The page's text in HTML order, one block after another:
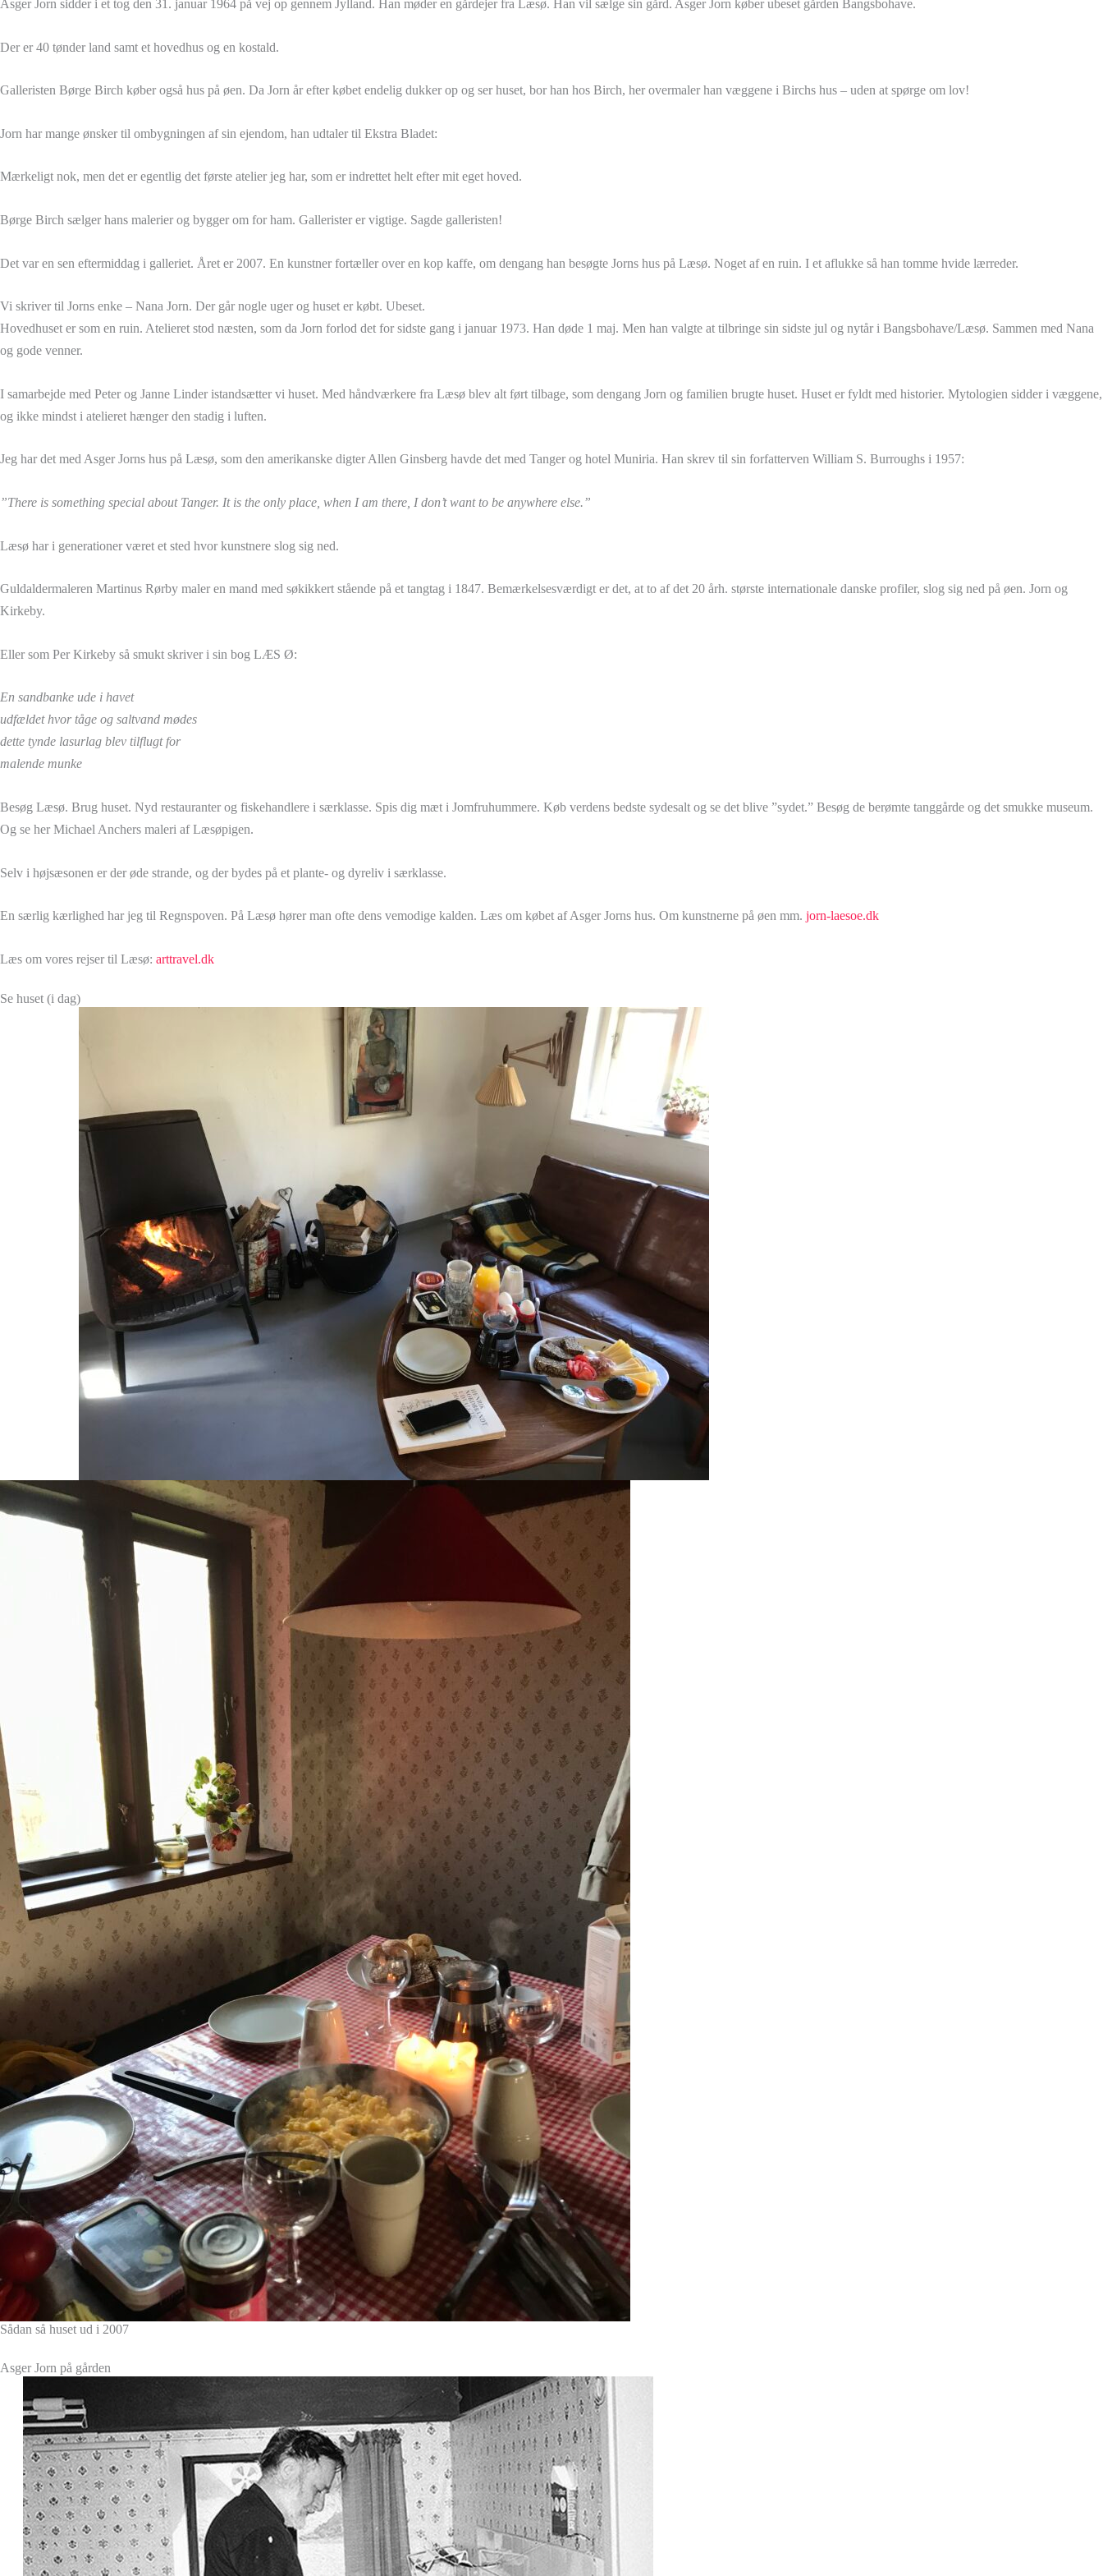
Asger Jorn sidder i et tog den 31. januar 1964 på vej op gennem Jylland. Han møder en gårdejer fra Læsø. Han vil sælge sin gård. Asger Jorn køber ubeset gården Bangsbohave.
Der er 40 tønder land samt et hovedhus og en kostald.
Galleristen Børge Birch køber også hus på øen. Da Jorn år efter købet endelig dukker op og ser huset, bor han hos Birch, her overmaler han væggene i Birchs hus – uden at spørge om lov!
Jorn har mange ønsker til ombygningen af sin ejendom, han udtaler til Ekstra Bladet:
Mærkeligt nok, men det er egentlig det første atelier jeg har, som er indrettet helt efter mit eget hoved.
Børge Birch sælger hans malerier og bygger om for ham. Gallerister er vigtige. Sagde galleristen!
Det var en sen eftermiddag i galleriet. Året er 2007. En kunstner fortæller over en kop kaffe, om dengang han besøgte Jorns hus på Læsø. Noget af en ruin. I et aflukke så han tomme hvide lærreder.
Vi skriver til Jorns enke – Nana Jorn. Der går nogle uger og huset er købt. Ubeset.
Hovedhuset er som en ruin. Atelieret stod næsten, som da Jorn forlod det for sidste gang i januar 1973. Han døde 1 maj. Men han valgte at tilbringe sin sidste jul og nytår i Bangsbohave/Læsø. Sammen med Nana
og gode venner.
I samarbejde med Peter og Janne Linder istandsætter vi huset. Med håndværkere fra Læsø blev alt ført tilbage, som dengang Jorn og familien brugte huset. Huset er fyldt med historier. Mytologien sidder i væggene,
og ikke mindst i atelieret hænger den stadig i luften.
Jeg har det med Asger Jorns hus på Læsø, som den amerikanske digter Allen Ginsberg havde det med Tanger og hotel Muniria. Han skrev til sin forfatterven William S. Burroughs i 1957:
”There is something special about Tanger. It is the only place, when I am there, I don’t want to be anywhere else.”
Læsø har i generationer været et sted hvor kunstnere slog sig ned.
Guldaldermaleren Martinus Rørby maler en mand med søkikkert stående på et tangtag i 1847. Bemærkelsesværdigt er det, at to af det 20 årh. største internationale danske profiler, slog sig ned på øen. Jorn og
Kirkeby.
Eller som Per Kirkeby så smukt skriver i sin bog LÆS Ø:
En sandbanke ude i havet
udfældet hvor tåge og saltvand mødes
dette tynde lasurlag blev tilflugt for
malende munke
Besøg Læsø. Brug huset. Nyd restauranter og fiskehandlere i særklasse. Spis dig mæt i Jomfruhummere. Køb verdens bedste sydesalt og se det blive ”sydet.” Besøg de berømte tanggårde og det smukke museum.
Og se her Michael Anchers maleri af Læsøpigen.
Selv i højsæsonen er der øde strande, og der bydes på et plante- og dyreliv i særklasse.
En særlig kærlighed har jeg til Regnspoven. På Læsø hører man ofte dens vemodige kalden. Læs om købet af Asger Jorns hus. Om kunstnerne på øen mm. jorn-laesoe.dk
Læs om vores rejser til Læsø: arttravel.dk
Se huset (i dag)
Sådan så huset ud i 2007
Asger Jorn på gården